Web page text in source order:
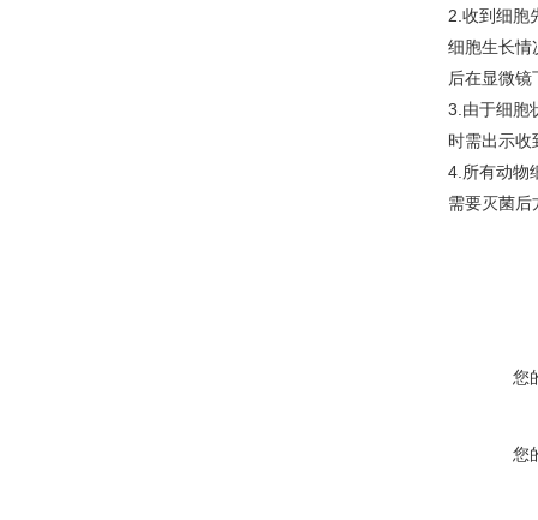
2.收到细胞
细胞生长情
后在显微
3.由于细胞
时需出示收
4.所有动物
需要灭菌后
您
您